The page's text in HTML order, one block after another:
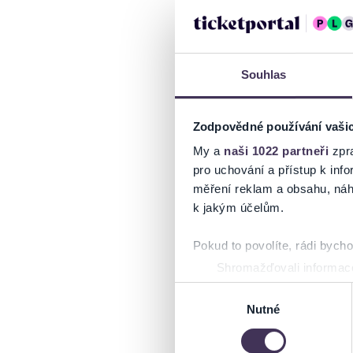
Souhlas
Zodpovědné používání
My a naši 1022 partneři
pro uchování a přístup k
měření reklam a obsahu,
k jakým účelům.
Pokud to povolíte, rádi
Shromažďovali
Identifikovali vaše
Zjistěte více o tom, jak
můžete kdykoliv změnit
Nutné